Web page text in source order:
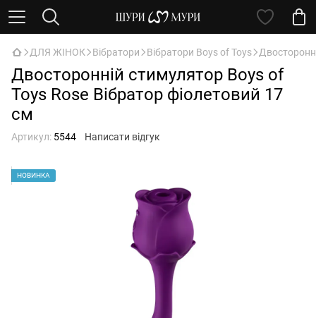
ДЛЯ ЖІНОК Вібратори Вібратори Boys of Toys
Двосторонній стимулятор Boys of
Toys Rose Вібратор фіолетовий 17
см
Артикул: 5544 Написати відгук
НОВИНКА